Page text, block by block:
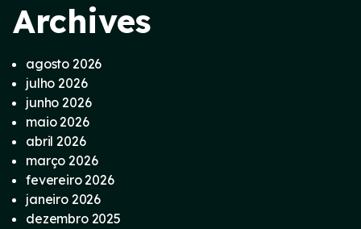
Archives
agosto 2026
julho 2026
junho 2026
maio 2026
abril 2026
março 2026
fevereiro 2026
janeiro 2026
dezembro 2025